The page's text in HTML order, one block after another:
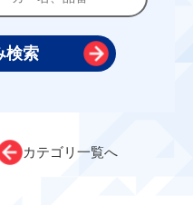
カテゴリ一覧へ